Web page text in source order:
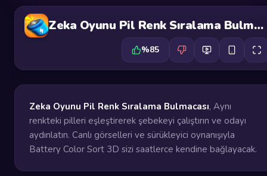
Zeka Oyunu Pil Renk Sıralama Bulmacası
%85
Zeka Oyunu Pil Renk Sıralama Bulmacası, Aynı
renkteki pilleri eşleştirerek şebekeyi çalıştırın ve odayı
aydınlatın. Canlı görselleri ve sürükleyici oynanışıyla
Battery Color Sort 3D sizi saatlerce kendine bağlayacak.